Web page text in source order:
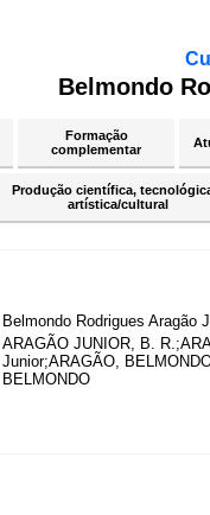
Belmondo
Formação
complementar
Produção científica,
artística/cultural
Belmondo Rodrigues Aragão
ARAGÃO JUNIOR, B.
Junior;ARAGÃO,
BELMONDO